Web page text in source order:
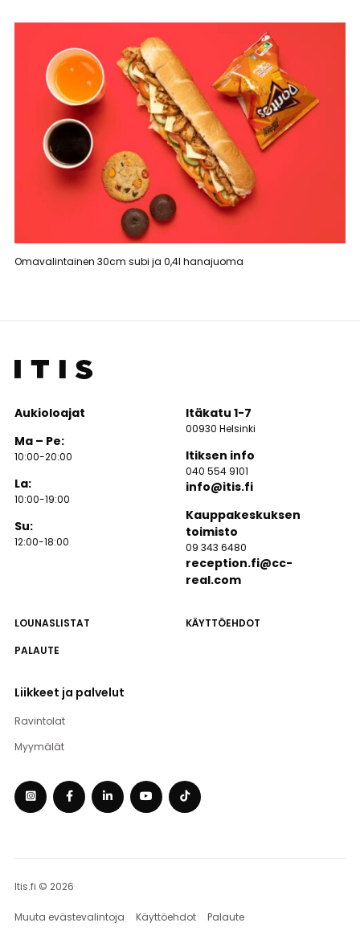
Omavalintainen 30cm subi ja 0,4l hanajuoma
LOUNASLISTAT
KÄYTTÖEHDOT
PALAUTE
Liikkeet ja palvelut
Ravintolat
Myymälät
Aukioloajat
Ma – Pe:
10:00-20:00
La:
10:00-19:00
Su:
12:00-18:00
Itäkatu 1-7
00930 Helsinki
Itiksen info
040 554 9101
info@itis.fi
Kauppakeskuksen
toimisto
09 343 6480
reception.fi@cc-
real.com
Itis.fi © 2026
Muuta evästevalintoja Käyttöehdot Palaute